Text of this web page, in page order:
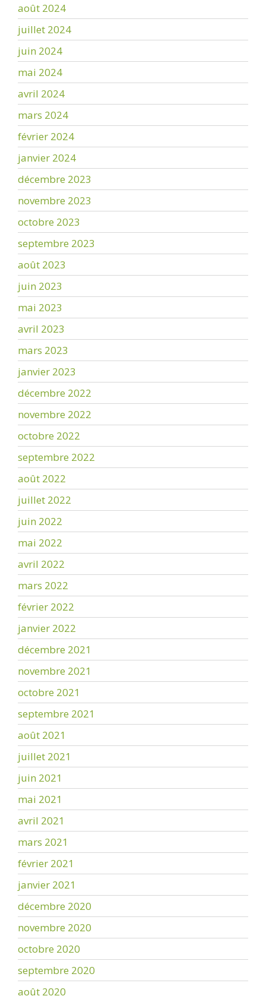
août 2024
juillet 2024
juin 2024
mai 2024
avril 2024
mars 2024
février 2024
janvier 2024
décembre 2023
novembre 2023
octobre 2023
septembre 2023
août 2023
juin 2023
mai 2023
avril 2023
mars 2023
janvier 2023
décembre 2022
novembre 2022
octobre 2022
septembre 2022
août 2022
juillet 2022
juin 2022
mai 2022
avril 2022
mars 2022
février 2022
janvier 2022
décembre 2021
novembre 2021
octobre 2021
septembre 2021
août 2021
juillet 2021
juin 2021
mai 2021
avril 2021
mars 2021
février 2021
janvier 2021
décembre 2020
novembre 2020
octobre 2020
septembre 2020
août 2020